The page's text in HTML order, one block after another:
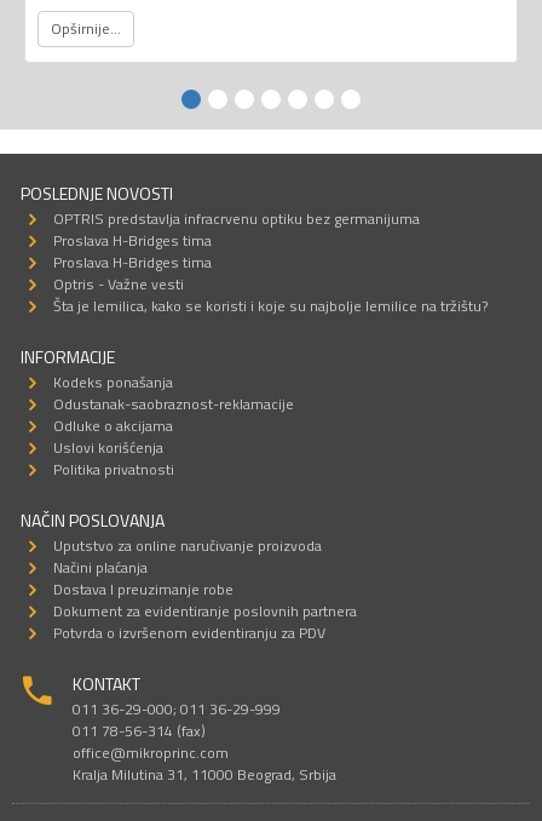
Opširnije...
POSLEDNJE NOVOSTI
OPTRIS predstavlja infracrvenu optiku bez germanijuma
Proslava H-Bridges tima
Proslava H-Bridges tima
Optris - Važne vesti
Šta je lemilica, kako se koristi i koje su najbolje lemilice na tržištu?
INFORMACIJE
Kodeks ponašanja
Odustanak-saobraznost-reklamacije
Odluke o akcijama
Uslovi korišćenja
Politika privatnosti
NAČIN POSLOVANJA
Uputstvo za online naručivanje proizvoda
Načini plaćanja
Dostava I preuzimanje robe
Dokument za evidentiranje poslovnih partnera
Potvrda o izvršenom evidentiranju za PDV
KONTAKT
011 36-29-000; 011 36-29-999
011 78-56-314 (fax)
office@mikroprinc.com
Kralja Milutina 31, 11000 Beograd, Srbija